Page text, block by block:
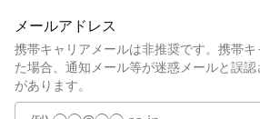
メールアドレス
携帯キャリアメールは非推奨です。携帯
た場合、通知メール等が迷惑メールと誤
があります。